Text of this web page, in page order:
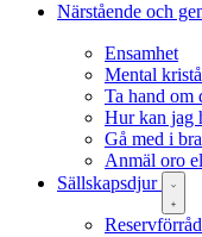
Närstående och
Ensamhet
Mental
Ta hand om
Hur kan jag
Gå med i
Anmäl oro
Sällskapsdjur